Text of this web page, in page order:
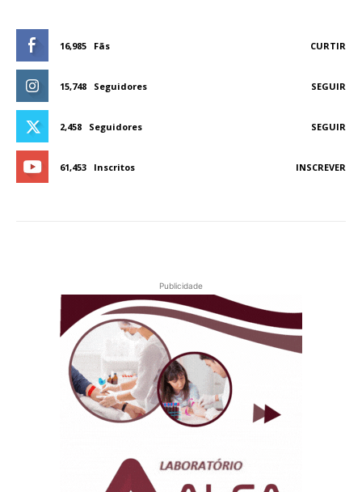
16,985 Fãs CURTIR
15,748 Seguidores SEGUIR
2,458 Seguidores SEGUIR
61,453 Inscritos INSCREVER
Publicidade